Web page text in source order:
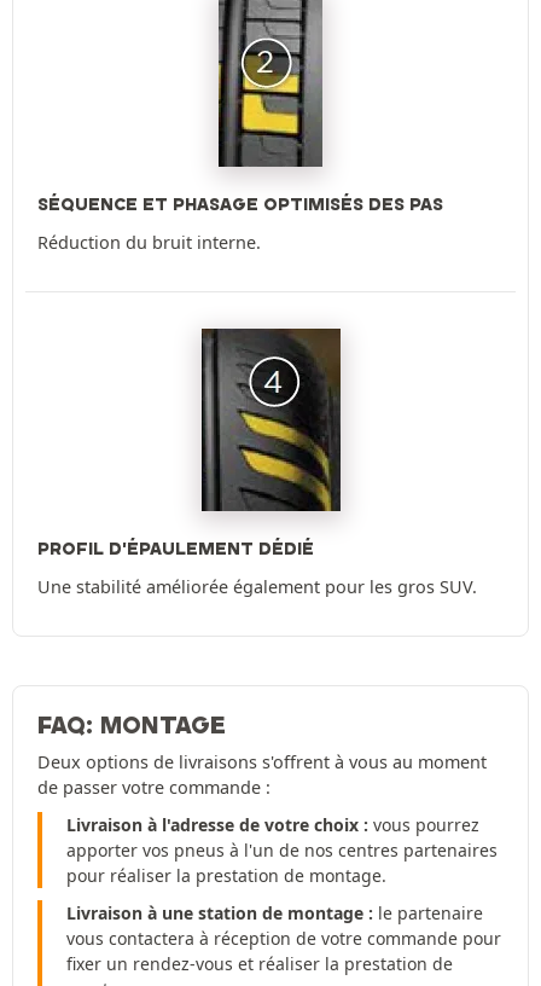
SÉQUENCE ET PHASAGE OPTIMISÉS DES PAS
Réduction du bruit interne.
PROFIL D'ÉPAULEMENT DÉDIÉ
Une stabilité améliorée également pour les gros SUV.
FAQ: MONTAGE
Deux options de livraisons s'offrent à vous au moment
de passer votre commande :
Livraison à l'adresse de votre choix : vous pourrez
apporter vos pneus à l'un de nos centres partenaires
pour réaliser la prestation de montage.
Livraison à une station de montage : le partenaire
vous contactera à réception de votre commande pour
fixer un rendez-vous et réaliser la prestation de